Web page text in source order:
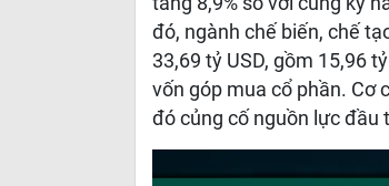
đó, ngành chế biến, chế
33,69 tỷ USD, gồm 15,96
vốn góp mua cổ phần. Cơ
đó củng cố nguồn lực đầu